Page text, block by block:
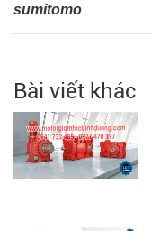
sumitomo
Bài viết khác